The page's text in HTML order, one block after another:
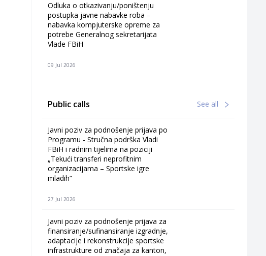
Odluka o otkazivanju/poništenju
postupka javne nabavke roba –
nabavka kompjuterske opreme za
potrebe Generalnog sekretarijata
Vlade FBiH
09 Jul 2026
Public calls See all
Javni poziv za podnošenje prijava po
Programu - Stručna podrška Vladi
FBiH i radnim tijelima na poziciji
„Tekući transferi neprofitnim
organizacijama – Sportske igre
mladih“
27 Jul 2026
Javni poziv za podnošenje prijava za
finansiranje/sufinansiranje izgradnje,
adaptacije i rekonstrukcije sportske
infrastrukture od značaja za kanton,